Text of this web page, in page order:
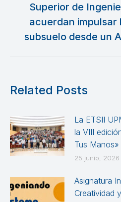
Superior de
acuerdan impulsar
subsuelo desde un
Related Posts
La ETSII
la VIII
Tus Manos»
25 junio, 2026
Asignatura
Creatividad